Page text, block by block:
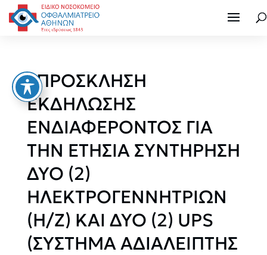
«ΠΡΟΣΚΛΗΣΗ
ΕΚΔΗΛΩΣΗΣ
ΕΝΔΙΑΦΕΡΟΝΤΟΣ ΓΙΑ
ΤΗΝ ΕΤΗΣΙΑ ΣΥΝΤΗΡΗΣΗ
ΔΥΟ (2)
ΗΛΕΚΤΡΟΓΕΝΝΗΤΡΙΩΝ
(Η/Ζ) ΚΑΙ ΔΥΟ (2) UPS
(ΣΥΣΤΗΜΑ ΑΔΙΑΛΕΙΠΤΗΣ